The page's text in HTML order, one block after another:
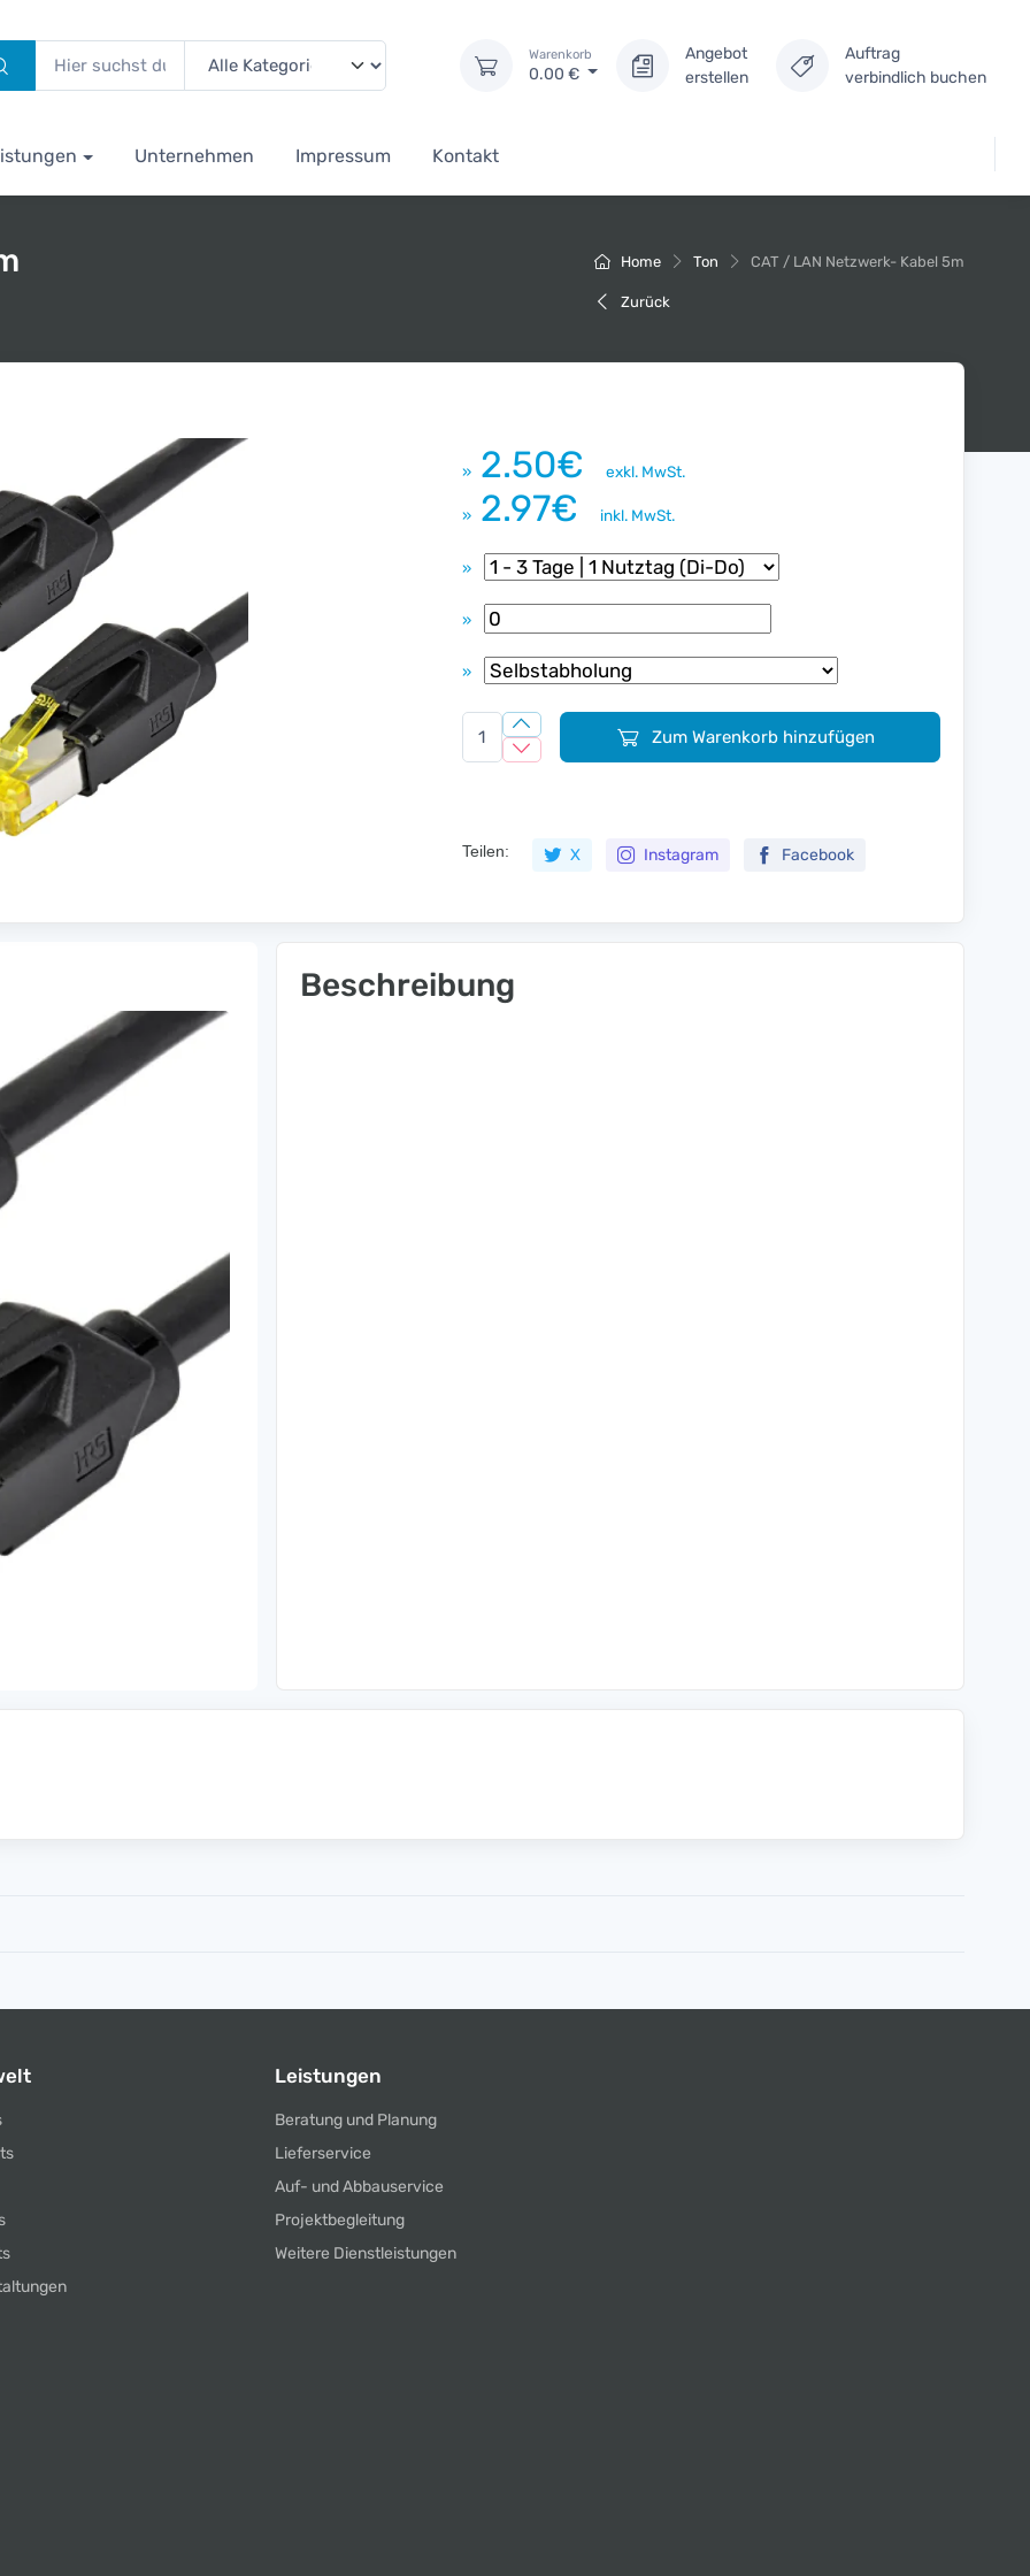
Warenkorb
0.00 €
Angebot
erstellen
Auftrag
verbindlich buchen
Unternehmen Impressum Kontakt
Home Ton CAT / LAN Netzwerk- Kabel 5m
Zurück
» 2.50€ exkl. MwSt.
» 2.97€ inkl. MwSt.
»
»
»
Zum Warenkorb hinzufügen
Teilen: X Instagram Facebook
Beschreibung
Leistungen
Beratung und Planung
Lieferservice
Auf- und Abbauservice
Projektbegleitung
Weitere Dienstleistungen